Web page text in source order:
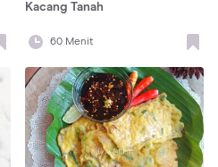
Kacang Tanah
60 Menit